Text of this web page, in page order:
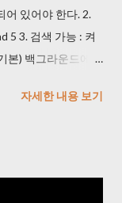
적으로 되지 않아
속도가 괜찮았다.
제거해주는 프로
어놓고 가면 된다.
어 있어야 한다. 2.
5 3. 검색 가능 : 켜
본) 백그라운드에서
Band 5 누르고
자세한 내용 보기